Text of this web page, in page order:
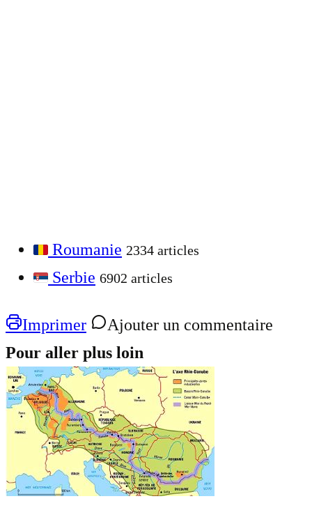
Roumanie 2334 articles
Serbie 6902 articles
Imprimer
Ajouter un commentaire
Pour aller plus loin